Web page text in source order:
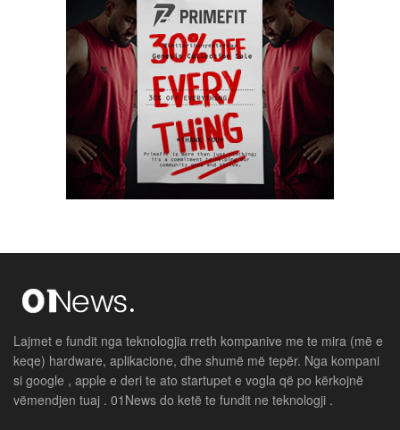
Lajmet e fundit nga teknologjia rreth kompanive me te mira (më e
keqe) hardware, aplikacione, dhe shumë më tepër. Nga kompani
si google , apple e deri te ato startupet e vogla që po kërkojnë
vëmendjen tuaj . 01News do ketë te fundit ne teknologji .